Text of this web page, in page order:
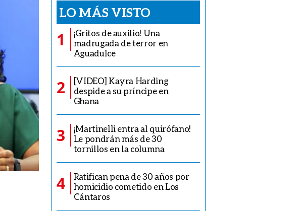
LO MÁS VISTO
1
¡Gritos de auxilio! Una
madrugada de terror en
Aguadulce
2
[VIDEO] Kayra Harding
despide a su príncipe en
Ghana
3
¡Martinelli entra al quirófano!
Le pondrán más de 30
tornillos en la columna
4
Ratifican pena de 30 años por
homicidio cometido en Los
Cántaros